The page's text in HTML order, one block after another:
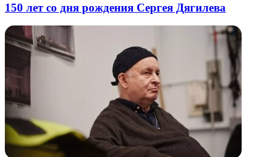
150 лет со дня рождения Сергея Дягилева